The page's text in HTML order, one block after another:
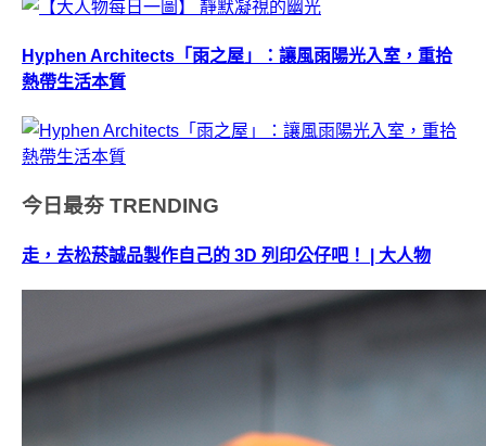
Hyphen Architects「雨之屋」：讓風雨陽光入室，重拾
熱帶生活本質
今日最夯 TRENDING
走，去松菸誠品製作自己的 3D 列印公仔吧！ | 大人物